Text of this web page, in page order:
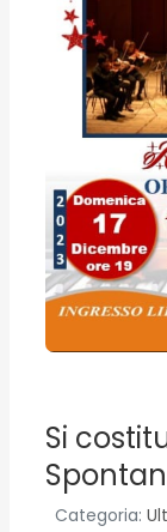
Si
Categoria: